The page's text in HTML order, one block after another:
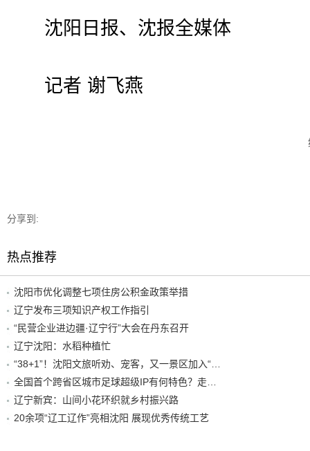
沈阳日报、沈报全媒体
记者 谢飞燕
分享到:
热点推荐
沈阳市优化调整七项住房公积金政策举措
辽宁发布三项知识产权工作指引
“民营企业进边疆·辽宁行”大会在丹东召开
辽宁沈阳：水稻种植忙
辽宁新宾：山间小花环织就乡村振兴路
20余项“辽工辽作”亮相沈阳 展现优秀传统工艺